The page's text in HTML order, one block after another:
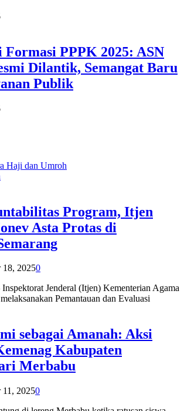
Formasi PPPK 2025: ASN
Dilantik, Semangat Baru
Publik
Haji dan Umroh
Program, Itjen
Asta Protas di
18, 20250
Jenderal (Itjen) Kementerian Agama
Pemantauan dan Evaluasi
sebagai Amanah: Aksi
Kabupaten
Merbabu
11, 20250